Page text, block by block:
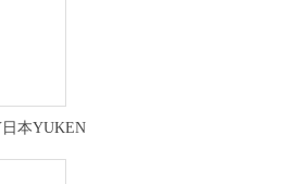
日本YUKEN